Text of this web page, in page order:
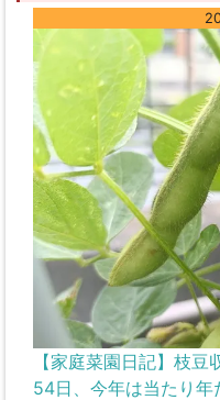
【家庭菜園日記】枝
54日、今年は当たり年